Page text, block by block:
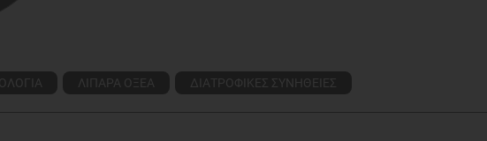
ΛΙΠΑΡΑ ΟΞΕΑ ΔΙΑΤΡΟΦΙΚΕΣ ΣΥΝΗΘΕΙΕΣ